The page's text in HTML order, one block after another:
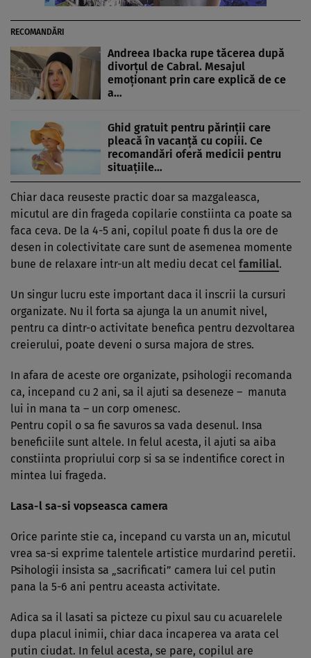
RECOMANDĂRI
Andreea Ibacka rupe tăcerea după
divorțul de Cabral. Mesajul
emoționant prin care explică de ce
a…
Ghid gratuit pentru părinții care
pleacă în vacanță cu copiii. Ce
recomandări oferă medicii pentru
situațiile…
Chiar daca reuseste practic doar sa mazgaleasca,
micutul are din frageda copilarie constiinta ca poate sa
faca ceva. De la 4-5 ani, copilul poate fi dus la ore de
desen in colectivitate care sunt de asemenea momente
bune de relaxare intr-un alt mediu decat cel familial.
Un singur lucru este important daca il inscrii la cursuri
organizate. Nu il forta sa ajunga la un anumit nivel,
pentru ca dintr-o activitate benefica pentru dezvoltarea
creierului, poate deveni o sursa majora de stres.
In afara de aceste ore organizate, psihologii recomanda
ca, incepand cu 2 ani, sa il ajuti sa deseneze – manuta
lui in mana ta – un corp omenesc.
Pentru copil o sa fie savuros sa vada desenul. Insa
beneficiile sunt altele. In felul acesta, il ajuti sa aiba
constiinta propriului corp si sa se indentifice corect in
mintea lui frageda.
Lasa-l sa-si vopseasca camera
Orice parinte stie ca, incepand cu varsta un an, micutul
vrea sa-si exprime talentele artistice murda­rind peretii.
Psihologii insista sa „sacrificati” camera lui cel putin
pana la 5-6 ani pentru aceasta activi­ta­te.
Adica sa il lasati sa picteze cu pixul sau cu acuarelele
dupa placul inimii, chiar daca inca­perea va arata cel
putin ciudat. In felul acesta, se pare, copilul are